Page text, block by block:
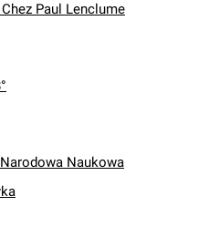
Paul Lenclume
Naukowa